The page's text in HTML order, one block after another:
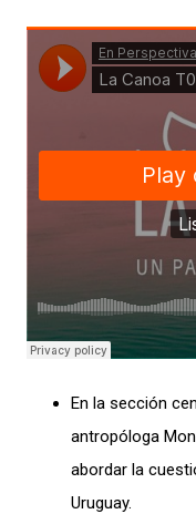
En la sección
antropóloga
abordar la
Uruguay.